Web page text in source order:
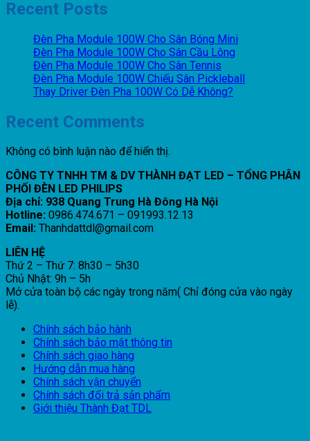
Recent Posts
Đèn Pha Module 100W Cho Sân Bóng Mini
Đèn Pha Module 100W Cho Sân Cầu Lông
Đèn Pha Module 100W Cho Sân Tennis
Đèn Pha Module 100W Chiếu Sân Pickleball
Thay Driver Đèn Pha 100W Có Dễ Không?
Recent Comments
Không có bình luận nào để hiển thị.
CÔNG TY TNHH TM & DV THÀNH ĐẠT LED – TỔNG PHÂN
PHỐI ĐÈN LED PHILIPS
Địa chỉ: 938 Quang Trung Hà Đông Hà Nội
Hotline: 0986.474.671 – 091993.12.13
Email: Thanhdattdl@gmail.com
LIÊN HỆ
Thứ 2 – Thứ 7: 8h30 – 5h30
Chủ Nhật: 9h – 5h
Mở cửa toàn bộ các ngày trong năm( Chỉ đóng cửa vào ngày
lễ).
Chính sách bảo hành
Chính sách bảo mật thông tin
Chính sách giao hàng
Hướng dẫn mua hàng
Chính sách vận chuyển
Chính sách đổi trả sản phẩm
Giới thiệu Thành Đạt TDL